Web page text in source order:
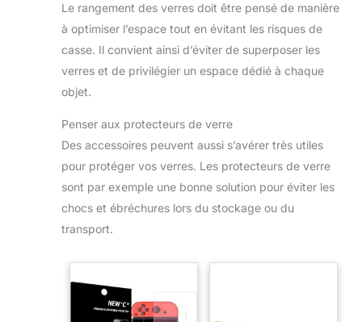
Le rangement des verres doit être pensé de manière
à optimiser l’espace tout en évitant les risques de
casse. Il convient ainsi d’éviter de superposer les
verres et de privilégier un espace dédié à chaque
objet.
Penser aux protecteurs de verre
Des accessoires peuvent aussi s’avérer très utiles
pour protéger vos verres. Les protecteurs de verre
sont par exemple une bonne solution pour éviter les
chocs et ébréchures lors du stockage ou du
transport.